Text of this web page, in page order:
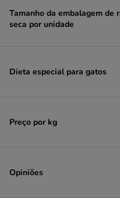
Tamanho da embalagem de
seca por unidade
Dieta especial para gatos
Preço por kg
Opiniões